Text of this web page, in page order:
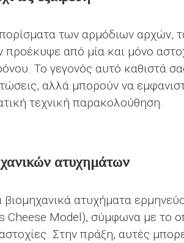
των αρμόδιων αρχών,
προέκυψε από μία και μόνο
Το γεγονός αυτό καθιστά
αλλά μπορούν να
τεχνική παρακολούθηση.
ατυχημάτων
βιομηχανικά ατυχήματα
Cheese Model), σύμφωνα με το
Στην πράξη, αυτές